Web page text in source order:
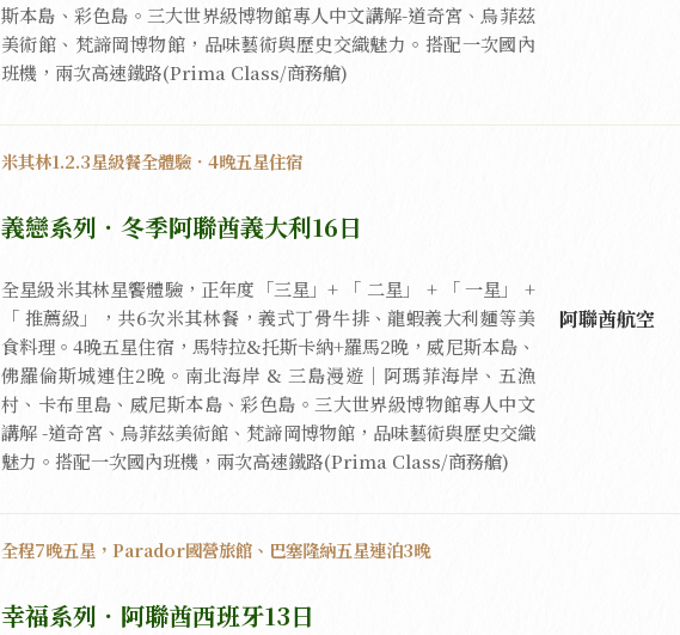
斯本島、彩色島。三大世界級博物館專人中文講解-道奇宮、烏菲茲
美術館、梵諦岡博物館，品味藝術與歷史交織魅力。搭配一次國內
班機，兩次高速鐵路(Prima Class/商務艙)
米其林1.2.3星級餐全體驗．4晚五星住宿
義戀系列．冬季阿聯酋義大利16日
全星級米其林星饗體驗，正年度「三星」+ 「 二星」 + 「 一星」 +
「 推薦級」，共6次米其林餐，義式丁骨牛排、龍蝦義大利麵等美
食料理。4晚五星住宿，馬特拉&托斯卡納+羅馬2晚，威尼斯本島、
佛羅倫斯城連住2晚。南北海岸 & 三島漫遊｜阿瑪菲海岸、五漁
村、卡布里島、威尼斯本島、彩色島。三大世界級博物館專人中文
講解 -道奇宮、烏菲茲美術館、梵諦岡博物館，品味藝術與歷史交織
魅力。搭配一次國內班機，兩次高速鐵路(Prima Class/商務艙)
阿聯酋航空
全程7晚五星，Parador國營旅館、巴塞隆納五星連泊3晚
幸福系列．阿聯酋西班牙13日